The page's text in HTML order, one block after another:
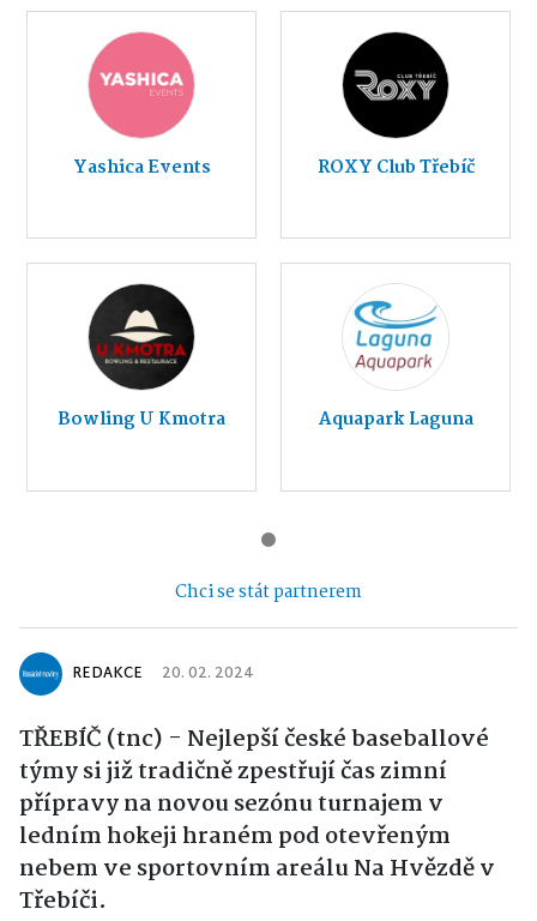
Yashica Events ROXY Club Třebíč
Bowling U Kmotra Aquapark Laguna
Chci se stát partnerem
REDAKCE 20. 02. 2024
TŘEBÍČ (tnc) - Nejlepší české baseballové
týmy si již tradičně zpestřují čas zimní
přípravy na novou sezónu turnajem v
ledním hokeji hraném pod otevřeným
nebem ve sportovním areálu Na Hvězdě v
Třebíči.